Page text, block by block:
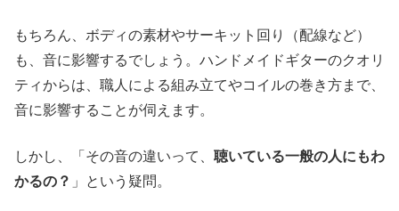
もちろん、ボディの素材やサーキット回り（配線など）
も、音に影響するでしょう。ハンドメイドギターのクオリ
ティからは、職人による組み立てやコイルの巻き方まで、
音に影響することが伺えます。
しかし、「その音の違いって、 聴いている一般の人にもわ
かるの？ 」という疑問。